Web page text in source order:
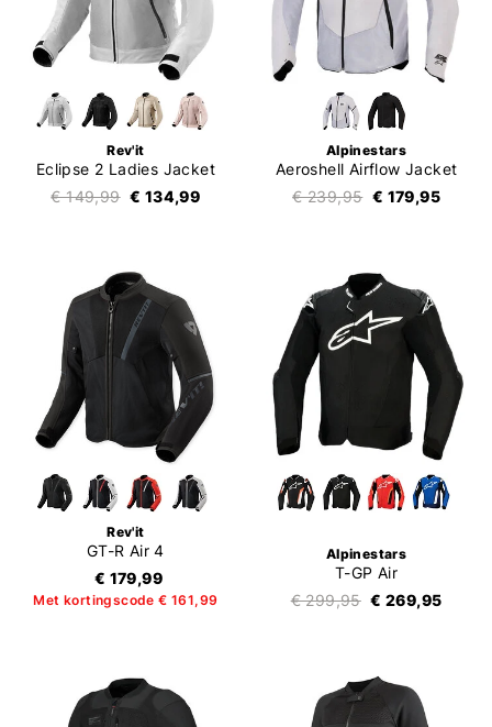
Rev'it
Eclipse 2 Ladies Jacket
€ 149,99 € 134,99
Alpinestars
Aeroshell Airflow Jacket
€ 239,95 € 179,95
Rev'it
GT-R Air 4
€ 179,99
Met kortingscode € 161,99
Alpinestars
T-GP Air
€ 299,95 € 269,95